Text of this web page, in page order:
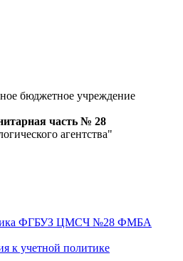
бюджетное учреждение
часть № 28
агентства"
ФГБУЗ ЦМСЧ №28 ФМБА
к учетной политике